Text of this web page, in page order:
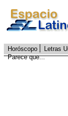
Horóscopo Letras
Parece que...